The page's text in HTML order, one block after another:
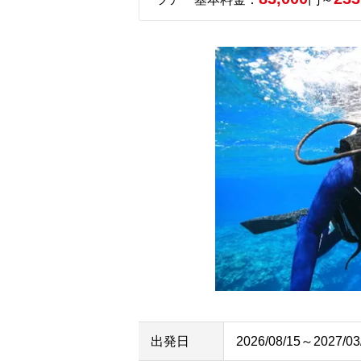
出発日 2026/08/15～2027/